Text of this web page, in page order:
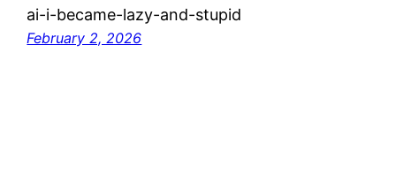
ai-i-became-lazy-and-stupid
February 2, 2026